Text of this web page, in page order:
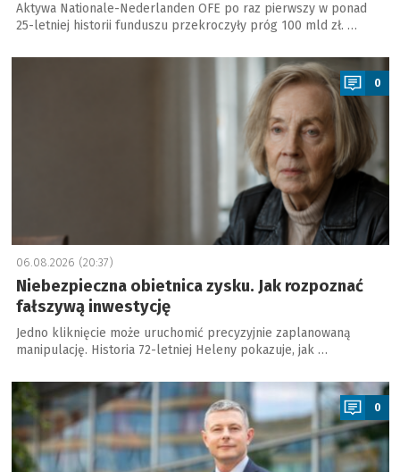
Aktywa Nationale-Nederlanden OFE po raz pierwszy w ponad
25-letniej historii funduszu przekroczyły próg 100 mld zł. …
a
0
06.08.2026 (20:37)
Niebezpieczna obietnica zysku. Jak rozpoznać
fałszywą inwestycję
Jedno kliknięcie może uruchomić precyzyjnie zaplanowaną
manipulację. Historia 72-letniej Heleny pokazuje, jak …
a
0